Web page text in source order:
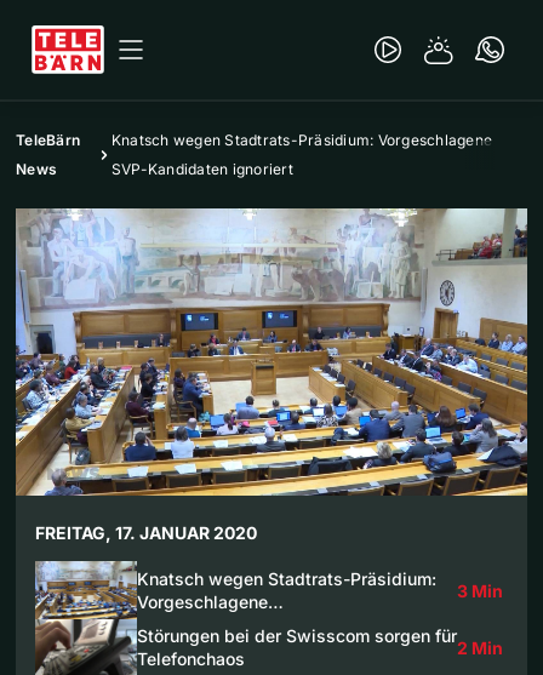
TeleBärn
News
Knatsch wegen Stadtrats-Präsidium: Vorgeschlagene
SVP-Kandidaten ignoriert
FREITAG, 17. JANUAR 2020
Knatsch wegen Stadtrats-Präsidium:
Vorgeschlagene…
3 Min
Störungen bei der Swisscom sorgen für
Telefonchaos
2 Min